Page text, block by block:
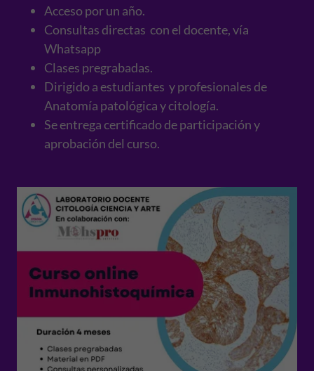
Acceso por un año.
Consultas directas con el docente, vía
Whatsapp
Clases pregrabadas.
Dirigido a estudiantes y profesionales de
Anatomía patológica y citología.
Se entrega certificado de participación y
aprobación del curso.